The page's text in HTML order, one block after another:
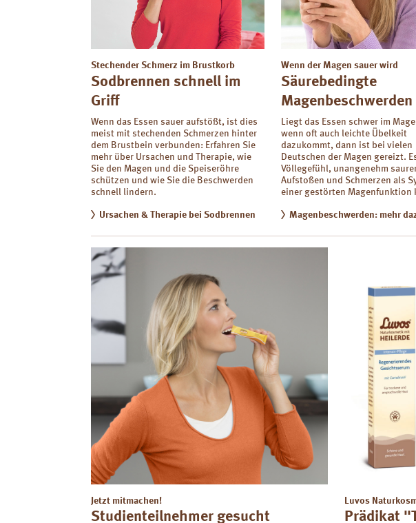
Stechender Schmerz im Brustkorb
Sodbrennen schnell im
Griff
Wenn das Essen sauer aufstößt, ist dies
meist mit stechenden Schmerzen hinter
dem Brustbein verbunden: Erfahren Sie
mehr über Ursachen und Therapie, wie
Sie den Magen und die Speiseröhre
schützen und wie Sie die Beschwerden
schnell lindern.
Ursachen & Therapie bei Sodbrennen
Wenn der Magen sauer wird
Säurebedingte
Magenbeschwerden
Liegt das Essen schwer im
wenn oft auch leichte Übelkeit
dazukommt, dann ist bei vielen
Deutschen der Magen gereizt.
Völlegefühl, unangenehm
Aufstoßen und Schmerzen als
einer gestörten Magenfunktion
Magenbeschwerden: mehr
Jetzt mitmachen!
Studienteilnehmer gesucht
Luvos
Prädikat